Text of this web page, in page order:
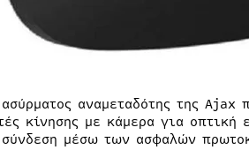
αναμεταδότης της Ajax
κίνησης με κάμερα για
σύνδεση μέσω των ασφαλών